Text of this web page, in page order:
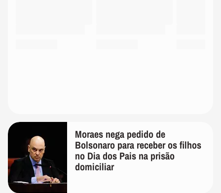
Moraes nega pedido de
Bolsonaro para receber os filhos
no Dia dos Pais na prisão
domiciliar